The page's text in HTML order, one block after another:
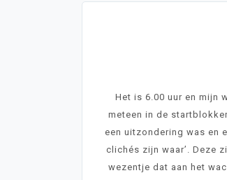
Het is 6.00 uur en mijn
meteen in de
een uitzondering was en
clichés zijn waar’. Deze
wezentje dat aan het